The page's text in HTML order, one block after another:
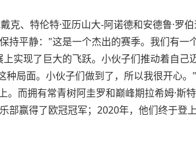
克、特伦特·亚历山大-阿诺德和安德鲁·罗
持平静："这是一个杰出的赛季。我们有
实现了巨大的飞跃。小伙子们推动着自
局面。小伙子们做到了，所以我很开心。
。而拥有常青树阿圭罗和巅峰期拉希姆·
部赢得了欧冠冠军；2020年，他们终于登上